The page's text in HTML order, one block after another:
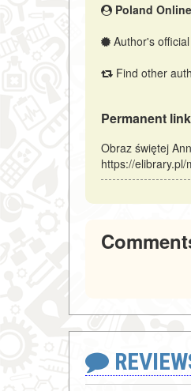
Poland Online
Author's
Find other
Permanent
Obraz świętej
https://